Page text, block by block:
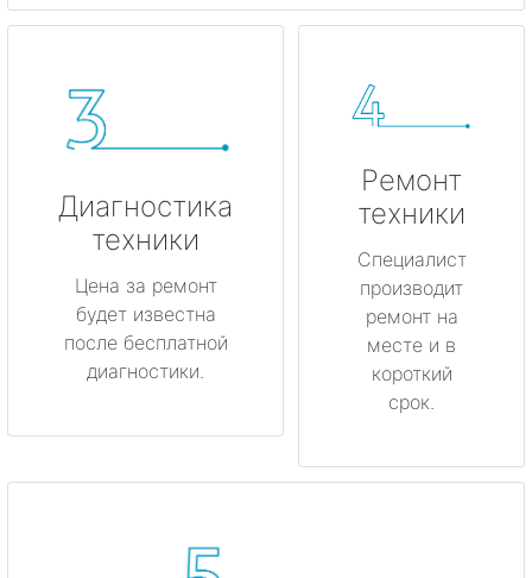
Диагностика
техники
Цена за ремонт
будет известна
после бесплатной
диагностики.
Ремонт
техники
Специалист
производит
ремонт на
месте и в
короткий
срок.